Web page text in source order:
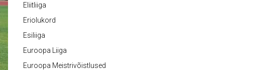
Eliitliiga
Eriolukord
Esiliiga
Euroopa Liiga
Euroopa Meistrivõistlused